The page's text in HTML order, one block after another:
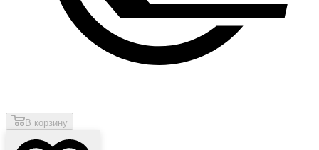
В корзину